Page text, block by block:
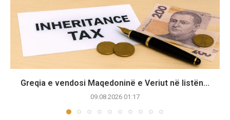
Greqia e vendosi Maqedoninë e Veriut në listën...
09.08.2026 01:17